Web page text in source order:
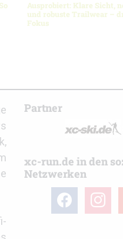
Ausprobiert: Klare Sicht,
und robuste Trailwear –
Fokus
Partner
xc-run.de in den
Netzwerken
facebook